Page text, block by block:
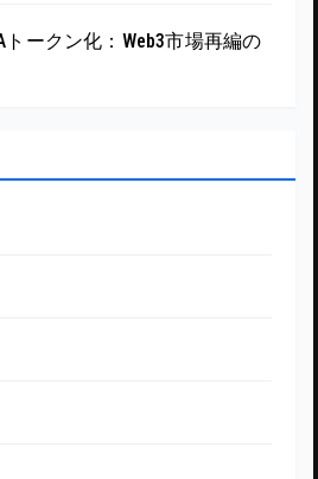
トークン化：Web3市場再編の